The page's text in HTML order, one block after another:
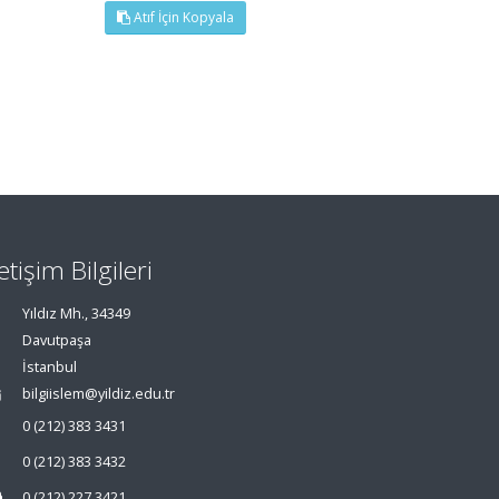
Atıf İçin Kopyala
Bilgileri
Yıldız Mh., 34349
Davutpaşa
İstanbul
bilgiislem@yildiz.edu.tr
0 (212) 383 3431
0 (212) 383 3432